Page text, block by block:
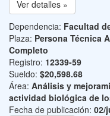
Ver detalles »
Dependencia: Facultad
Plaza: Persona Técnica
Completo
Registro: 12339-59
Sueldo: $20,598.68
Área: Análisis y
actividad biológica de
Fecha de publicación: 02/